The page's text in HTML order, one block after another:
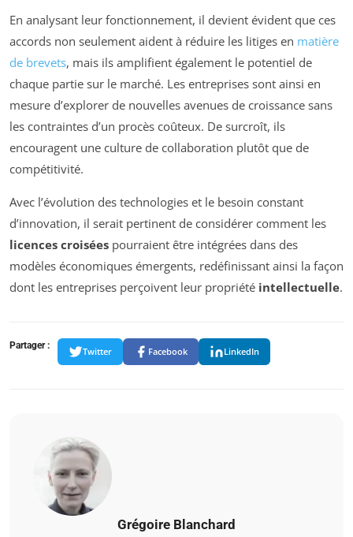
En analysant leur fonctionnement, il devient évident que ces
accords non seulement aident à réduire les litiges en matière
de brevets, mais ils amplifient également le potentiel de
chaque partie sur le marché. Les entreprises sont ainsi en
mesure d’explorer de nouvelles avenues de croissance sans
les contraintes d’un procès coûteux. De surcroît, ils
encouragent une culture de collaboration plutôt que de
compétitivité.
Avec l’évolution des technologies et le besoin constant
d’innovation, il serait pertinent de considérer comment les
licences croisées pourraient être intégrées dans des
modèles économiques émergents, redéfinissant ainsi la façon
dont les entreprises perçoivent leur propriété intellectuelle.
Partager :
Twitter Facebook LinkedIn
Grégoire Blanchard